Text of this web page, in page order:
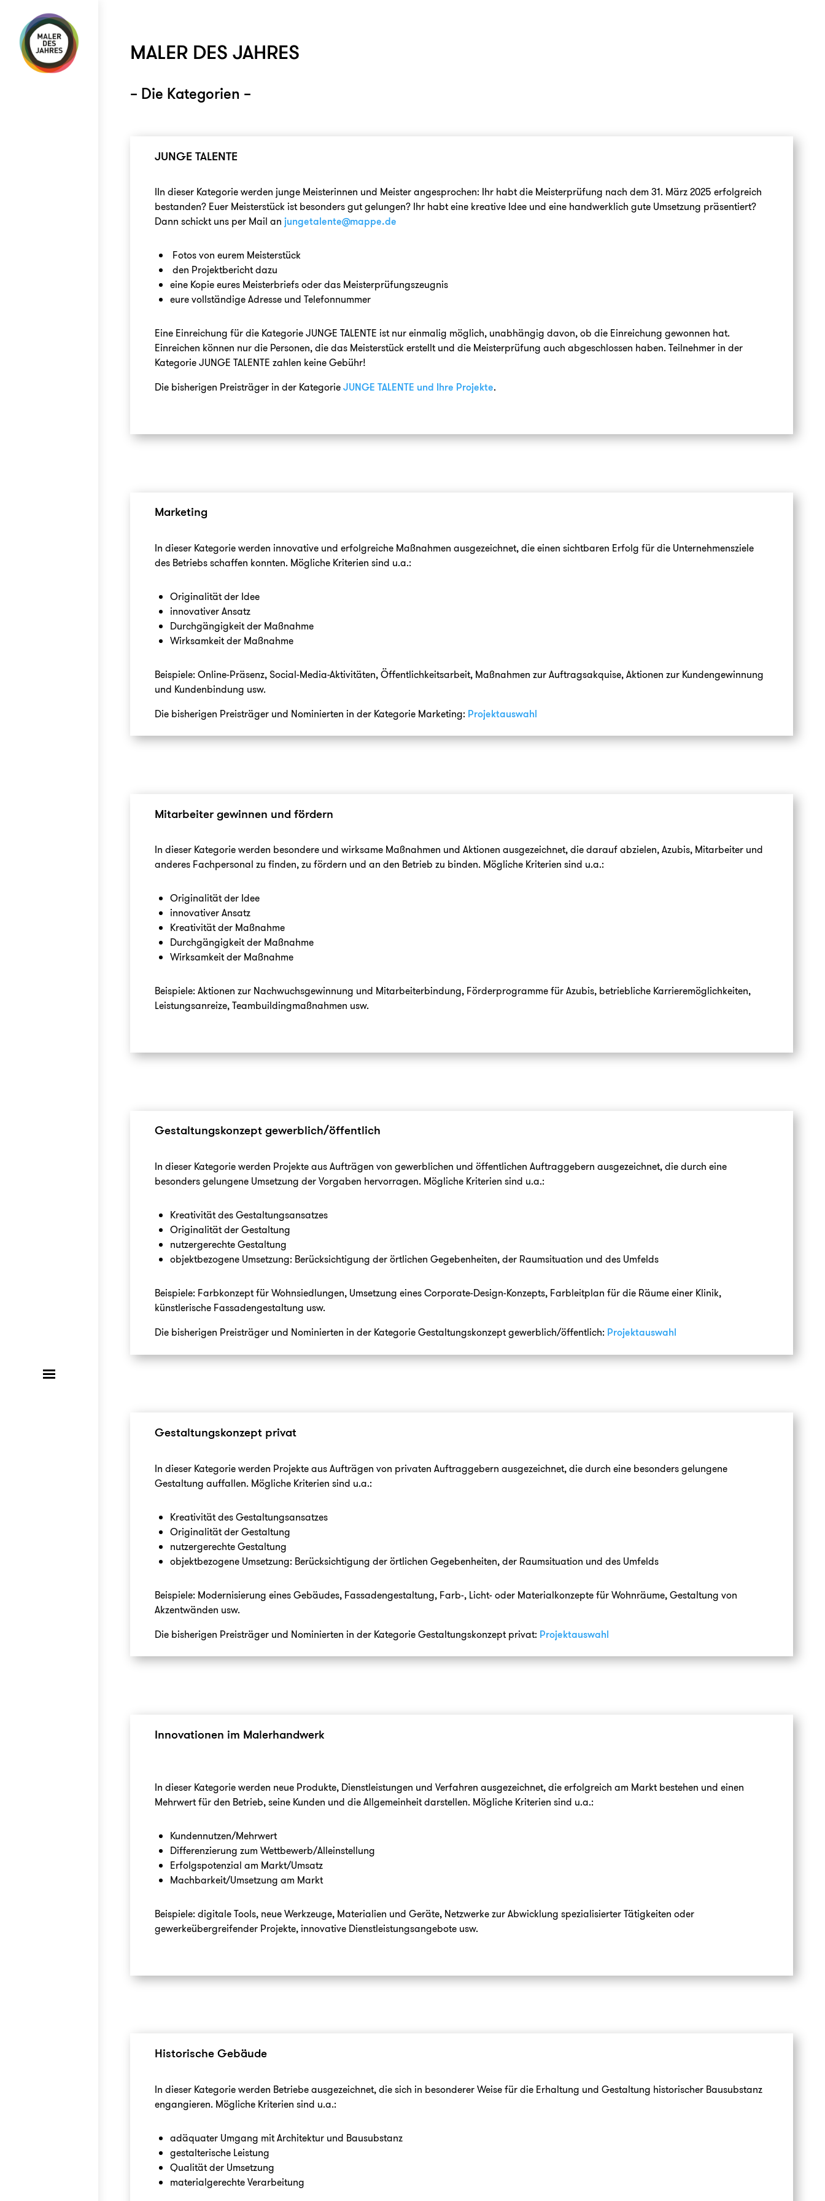
content
MALER DES JAHRES
– Die Kategorien –
JUNGE TALENTE
IIn dieser Kategorie werden junge Meisterinnen und Meister angesprochen: Ihr habt die Meisterprüfung nach dem 31. März 2025 erfolgreich
bestanden? Euer Meisterstück ist besonders gut gelungen? Ihr habt eine kreative Idee und eine handwerklich gute Umsetzung präsentiert?
Dann schickt uns per Mail an jungetalente@mappe.de
Fotos von eurem Meisterstück
den Projektbericht dazu
eine Kopie eures Meisterbriefs oder das Meisterprüfungszeugnis
eure vollständige Adresse und Telefonnummer
Eine Einreichung für die Kategorie JUNGE TALENTE ist nur einmalig möglich, unabhängig davon, ob die Einreichung gewonnen hat.
Einreichen können nur die Personen, die das Meisterstück erstellt und die Meisterprüfung auch abgeschlossen haben. Teilnehmer in der
Kategorie JUNGE TALENTE zahlen keine Gebühr!
Die bisherigen Preisträger in der KategorieJUNGE TALENTE und Ihre Projekte.
Marketing
In dieser Kategorie werden innovative und erfolgreiche Maßnahmen ausgezeichnet, die einen sichtbaren Erfolg für die Unternehmensziele
des Betriebs schaffen konnten. Mögliche Kriterien sind u.a.:
Originalität der Idee
innovativer Ansatz
Durchgängigkeit der Maßnahme
Wirksamkeit der Maßnahme
Beispiele: Online-Präsenz, Social-Media-Aktivitäten, Öffentlichkeitsarbeit, Maßnahmen zur Auftragsakquise, Aktionen zur Kundengewinnung
und Kundenbindung usw.
Die bisherigen Preisträger und Nominierten in der Kategorie Marketing: Projektauswahl
Mitarbeiter gewinnen und fördern
In dieser Kategorie werden besondere und wirksame Maßnahmen und Aktionen ausgezeichnet, die darauf abzielen, Azubis, Mitarbeiter und
anderes Fachpersonal zu finden, zu fördern und an den Betrieb zu binden. Mögliche Kriterien sind u.a.:
Originalität der Idee
innovativer Ansatz
Kreativität der Maßnahme
Durchgängigkeit der Maßnahme
Wirksamkeit der Maßnahme
Beispiele: Aktionen zur Nachwuchsgewinnung und Mitarbeiterbindung, Förderprogramme für Azubis, betriebliche Karrieremöglichkeiten,
Leistungsanreize, Teambuildingmaßnahmen usw.
Gestaltungskonzept gewerblich/öffentlich
In dieser Kategorie werden Projekte aus Aufträgen von gewerblichen und öffentlichen Auftraggebern ausgezeichnet, die durch eine
besonders gelungene Umsetzung der Vorgaben hervorragen. Mögliche Kriterien sind u.a.:
Kreativität des Gestaltungsansatzes
Originalität der Gestaltung
nutzergerechte Gestaltung
objektbezogene Umsetzung: Berücksichtigung der örtlichen Gegebenheiten, der Raumsituation und des Umfelds
Beispiele: Farbkonzept für Wohnsiedlungen, Umsetzung eines Corporate-Design-Konzepts, Farbleitplan für die Räume einer Klinik,
künstlerische Fassadengestaltung usw.
Die bisherigen Preisträger und Nominierten in der Kategorie Gestaltungskonzept gewerblich/öffentlich: Projektauswahl
Gestaltungskonzept privat
In dieser Kategorie werden Projekte aus Aufträgen von privaten Auftraggebern ausgezeichnet, die durch eine besonders gelungene
Gestaltung auffallen. Mögliche Kriterien sind u.a.:
Kreativität des Gestaltungsansatzes
Originalität der Gestaltung
nutzergerechte Gestaltung
objektbezogene Umsetzung: Berücksichtigung der örtlichen Gegebenheiten, der Raumsituation und des Umfelds
Beispiele: Modernisierung eines Gebäudes, Fassadengestaltung, Farb-, Licht- oder Materialkonzepte für Wohnräume, Gestaltung von
Akzentwänden usw.
Die bisherigen Preisträger und Nominierten in der Kategorie Gestaltungskonzept privat: Projektauswahl
Innovationen im Malerhandwerk
In dieser Kategorie werden neue Produkte, Dienstleistungen und Verfahren ausgezeichnet, die erfolgreich am Markt bestehen und einen
Mehrwert für den Betrieb, seine Kunden und die Allgemeinheit darstellen. Mögliche Kriterien sind u.a.:
Kundennutzen/Mehrwert
Differenzierung zum Wettbewerb/Alleinstellung
Erfolgspotenzial am Markt/Umsatz
Machbarkeit/Umsetzung am Markt
Beispiele: digitale Tools, neue Werkzeuge, Materialien und Geräte, Netzwerke zur Abwicklung spezialisierter Tätigkeiten oder
gewerkeübergreifender Projekte, innovative Dienstleistungsangebote usw.
Historische Gebäude
In dieser Kategorie werden Betriebe ausgezeichnet, die sich in besonderer Weise für die Erhaltung und Gestaltung historischer Bausubstanz
engangieren. Mögliche Kriterien sind u.a.:
adäquater Umgang mit Architektur und Bausubstanz
gestalterische Leistung
Qualität der Umsetzung
materialgerechte Verarbeitung